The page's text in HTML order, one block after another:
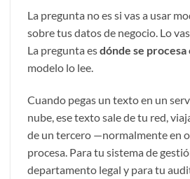
La pregunta no es si vas a usar
sobre tus datos de negocio. Lo
La pregunta esdónde se procesa
modelo lo lee.
Cuando pegas un texto en un
nube, ese texto sale de tu red,
de un tercero —normalmente en
procesa. Para tu sistema de
departamento legal y para tu